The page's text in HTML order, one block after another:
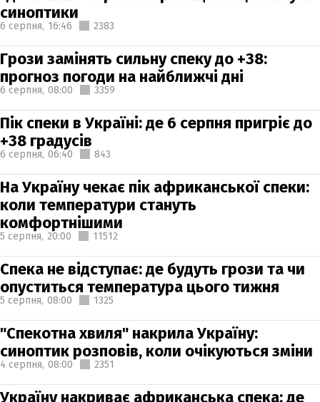
синоптики
6 серпня, 16:46 2383
Грози замінять сильну спеку до +38:
прогноз погоди на найближчі дні
6 серпня, 08:00 3359
Пік спеки в Україні: де 6 серпня пригріє до
+38 градусів
6 серпня, 06:40 843
На Україну чекає пік африканської спеки:
коли температури стануть
комфортнішими
5 серпня, 20:00 11512
Спека не відступає: де будуть грози та чи
опуститься температура цього тижня
5 серпня, 08:00 1325
"Спекотна хвиля" накрила Україну:
синоптик розповів, коли очікуються зміни
4 серпня, 08:00 2351
Україну накриває африканська спека: де